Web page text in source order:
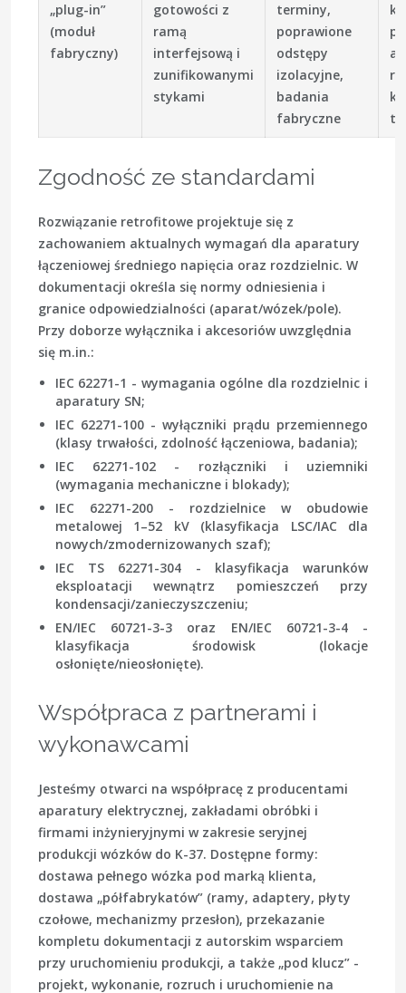
„plug-in”
(moduł
fabryczny)
gotowości z
ramą
interfejsową i
zunifikowanymi
stykami
terminy,
poprawione
odstępy
izolacyjne,
badania
fabryczne
Zgodność ze standardami
Rozwiązanie retrofitowe projektuje się z
zachowaniem aktualnych wymagań dla aparatury
łączeniowej średniego napięcia oraz rozdzielnic. W
dokumentacji określa się normy odniesienia i
granice odpowiedzialności (aparat/wózek/pole).
Przy doborze wyłącznika i akcesoriów uwzględnia
się m.in.:
IEC 62271-1 - wymagania ogólne dla rozdzielnic i
aparatury SN;
IEC 62271-100 - wyłączniki prądu przemiennego
(klasy trwałości, zdolność łączeniowa, badania);
IEC 62271-102 - rozłączniki i uziemniki
(wymagania mechaniczne i blokady);
IEC 62271-200 - rozdzielnice w obudowie
metalowej 1–52 kV (klasyfikacja LSC/IAC dla
nowych/zmodernizowanych szaf);
IEC TS 62271-304 - klasyfikacja warunków
eksploatacji wewnątrz pomieszczeń przy
kondensacji/zanieczyszczeniu;
EN/IEC 60721-3-3 oraz EN/IEC 60721-3-4 -
klasyfikacja środowisk (lokacje
osłonięte/nieosłonięte).
Współpraca z partnerami i
wykonawcami
Jesteśmy otwarci na współpracę z producentami
aparatury elektrycznej, zakładami obróbki i
firmami inżynieryjnymi w zakresie seryjnej
produkcji wózków do K-37. Dostępne formy:
dostawa pełnego wózka pod marką klienta,
dostawa „półfabrykatów” (ramy, adaptery, płyty
czołowe, mechanizmy przesłon), przekazanie
kompletu dokumentacji z autorskim wsparciem
przy uruchomieniu produkcji, a także „pod klucz” -
projekt, wykonanie, rozruch i uruchomienie na